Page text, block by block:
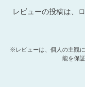
レビューの投稿は、
※レビューは、個人の主観
能を保